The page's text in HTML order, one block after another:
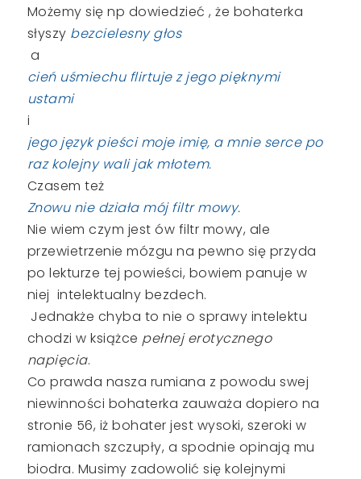
Możemy się np dowiedzieć , że bohaterka
słyszy bezcielesny głos
a
cień uśmiechu flirtuje z jego pięknymi
ustami
i
jego język pieści moje imię, a mnie serce po
raz kolejny wali jak młotem.
Czasem też
Znowu nie działa mój filtr mowy.
Nie wiem czym jest ów filtr mowy, ale
przewietrzenie mózgu na pewno się przyda
po lekturze tej powieści, bowiem panuje w
niej intelektualny bezdech.
Jednakże chyba to nie o sprawy intelektu
chodzi w książce pełnej erotycznego
napięcia.
Co prawda nasza rumiana z powodu swej
niewinności bohaterka zauważa dopiero na
stronie 56, iż bohater jest wysoki, szeroki w
ramionach szczupły, a spodnie opinają mu
biodra. Musimy zadowolić się kolejnymi